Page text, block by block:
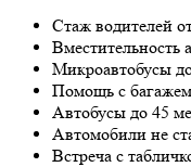
Стаж водителей
Вместительность
Микроавтобусы
Помощь с багажем
Автобусы до 45
Автомобили не
Встреча с